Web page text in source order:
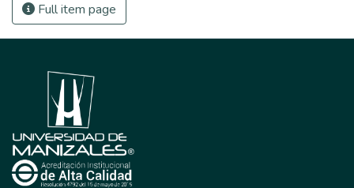
Full item page